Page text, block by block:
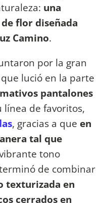
una
flor diseñada
Camino.
por la gran
lució en la parte
pantalones
línea de favoritos,
, gracias a que en
tal que
tono
de combinar
texturizada en
cerrados en